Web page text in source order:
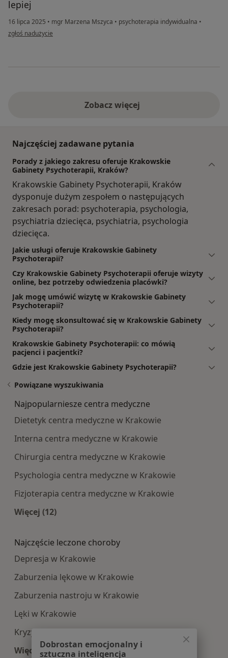
lepiej
16 lipca 2025 • mgr Marzena Mszyca • psychoterapia indywidualna •
w opinii użytkownika Haker
zgłoś nadużycie
Zobacz więcej
Najczęściej zadawane pytania
Porady z jakiego zakresu oferuje Krakowskie
Gabinety Psychoterapii, Kraków?
Krakowskie Gabinety Psychoterapii, Kraków
dysponuje dużym zespołem o następujących
zakresach porad: psychoterapia, psychologia,
psychiatria dziecięca, psychiatria, psychologia
dziecięca.
Jakie usługi oferuje Krakowskie Gabinety
Psychoterapii?
Czy Krakowskie Gabinety Psychoterapii oferuje wizyty
online, bez potrzeby odwiedzenia placówki?
Jak mogę umówić wizytę w Krakowskie Gabinety
Psychoterapii?
Kiedy mogę skonsultować się w Krakowskie Gabinety
Psychoterapii?
Krakowskie Gabinety Psychoterapii: co mówią
pacjenci i pacjentki?
Gdzie jest Krakowskie Gabinety Psychoterapii?
Powiązane wyszukiwania
Najpopularniesze centra medyczne
Dietetyk centra medyczne w Krakowie
Interna centra medyczne w Krakowie
Chirurgia centra medyczne w Krakowie
Psychologia centra medyczne w Krakowie
Fizjoterapia centra medyczne w Krakowie
Więcej (12)
Najczęście leczone choroby
Depresja w Krakowie
Zaburzenia lękowe w Krakowie
Zaburzenia nastroju w Krakowie
Lęki w Krakowie
Kryzys emocjonalny w Krakowie
Więcej (15)
Dobrostan emocjonalny i
sztuczna inteligencja